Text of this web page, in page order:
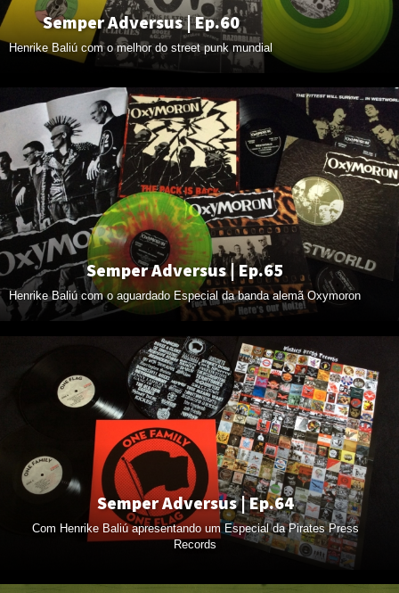
Semper Adversus | Ep.60
Henrike Baliú com o melhor do street punk mundial
Semper Adversus | Ep.65
Henrike Baliú com o aguardado Especial da banda alemã Oxymoron
Semper Adversus | Ep.64
Com Henrike Baliú apresentando um Especial da Pirates Press
Records